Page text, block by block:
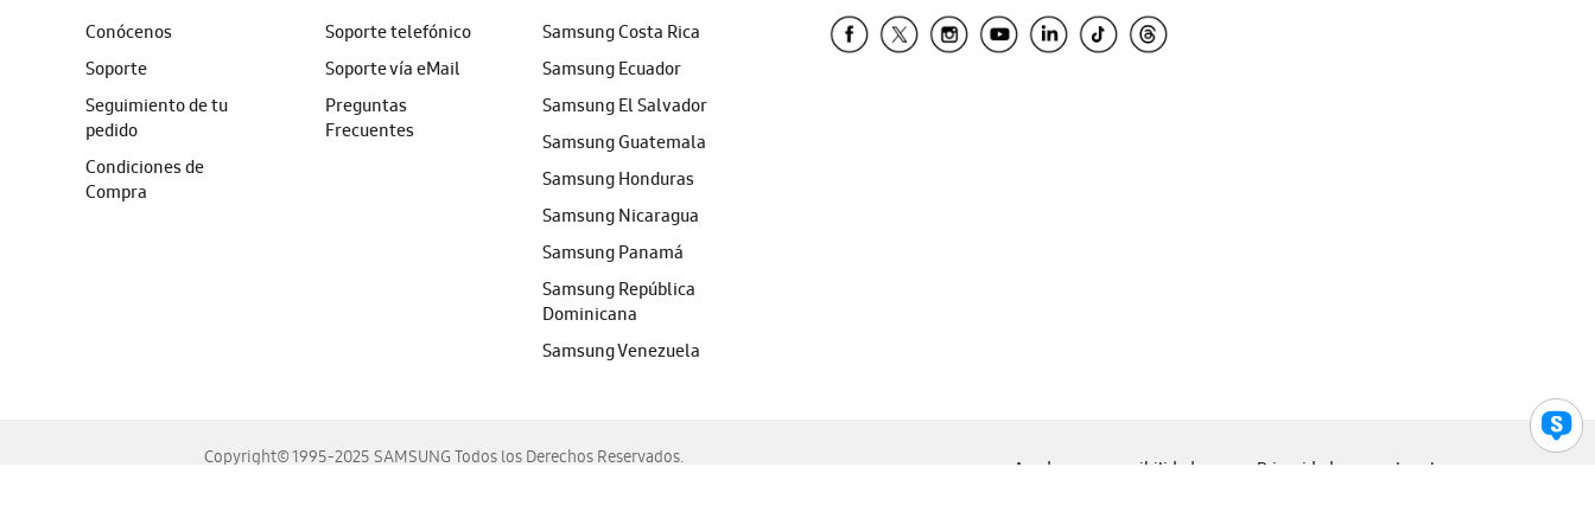
Conócenos
Soporte
Seguimiento de tu
pedido
Condiciones de
Compra
Soporte telefónico
Soporte vía eMail
Preguntas
Frecuentes
Samsung Costa Rica
Samsung Ecuador
Samsung El Salvador
Samsung Guatemala
Samsung Honduras
Samsung Nicaragua
Samsung Panamá
Samsung República
Dominicana
Samsung Venezuela
Copyright© 1995-2025 SAMSUNG Todos los Derechos Reservados.
Ayuda para accesibilidad Privacidad Legal